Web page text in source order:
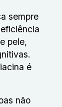
sempre
pele,
é
não